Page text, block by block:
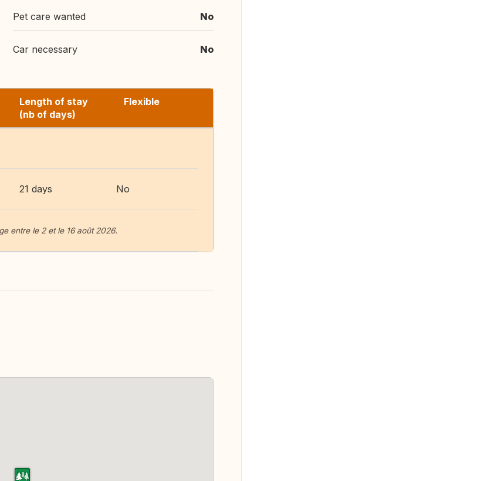
Pet care wanted No
Car necessary No
Length of stay
(nb of days)
Flexible
21 days No
entre le 2 et le 16 août 2026.